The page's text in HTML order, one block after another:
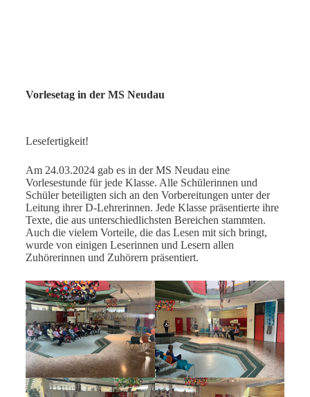
Vorlesetag in der MS Neudau
Lesefertigkeit!
Am 24.03.2024 gab es in der MS Neudau eine
Vorlesestunde für jede Klasse. Alle Schülerinnen und
Schüler beteiligten sich an den Vorbereitungen unter der
Leitung ihrer D-Lehrerinnen. Jede Klasse präsentierte ihre
Texte, die aus unterschiedlichsten Bereichen stammten.
Auch die vielem Vorteile, die das Lesen mit sich bringt,
wurde von einigen Leserinnen und Lesern allen
Zuhörerinnen und Zuhörern präsentiert.